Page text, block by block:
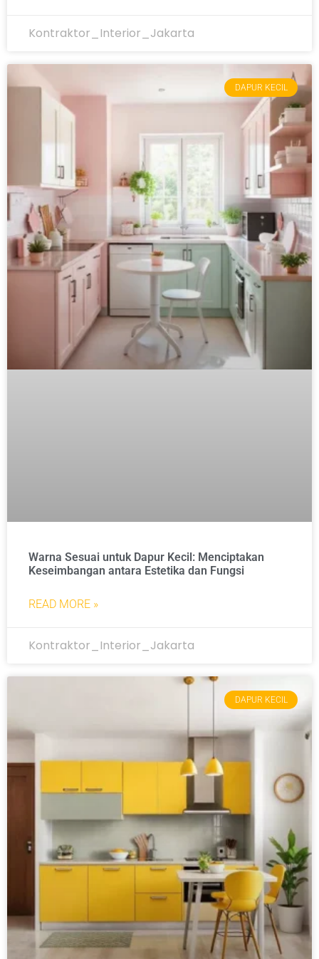
Kontraktor_Interior_Jakarta
DAPUR KECIL
Warna Sesuai untuk Dapur Kecil: Menciptakan
Keseimbangan antara Estetika dan Fungsi
READ MORE »
Kontraktor_Interior_Jakarta
DAPUR KECIL